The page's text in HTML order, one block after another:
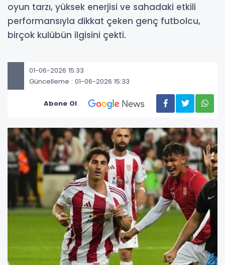
oyun tarzı, yüksek enerjisi ve sahadaki etkili
performansıyla dikkat çeken genç futbolcu,
birçok kulübün ilgisini çekti.
01-06-2026 15:33
Güncelleme : 01-06-2026 15:33
Abone Ol